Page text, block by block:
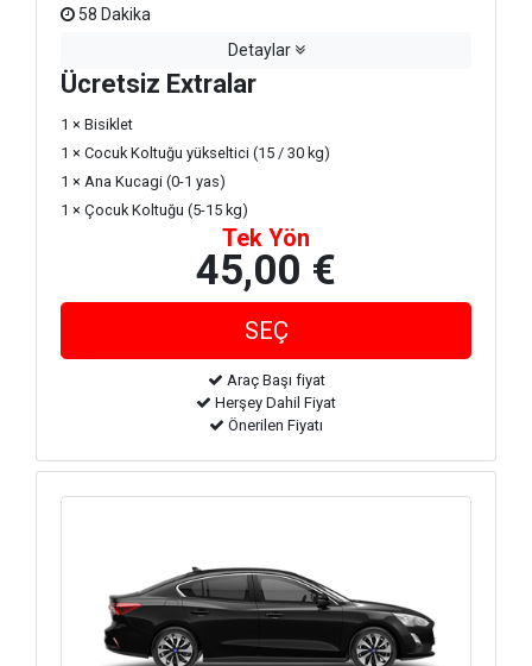
58 Dakika
Detaylar
Ücretsiz Extralar
1 × Bisiklet
1 × Cocuk Koltuğu yükseltici (15 / 30 kg)
1 × Ana Kucagi (0-1 yas)
1 × Çocuk Koltuğu (5-15 kg)
Tek Yön
45,00 €
Araç Başı fiyat
Herşey Dahil Fiyat
Önerilen Fiyatı